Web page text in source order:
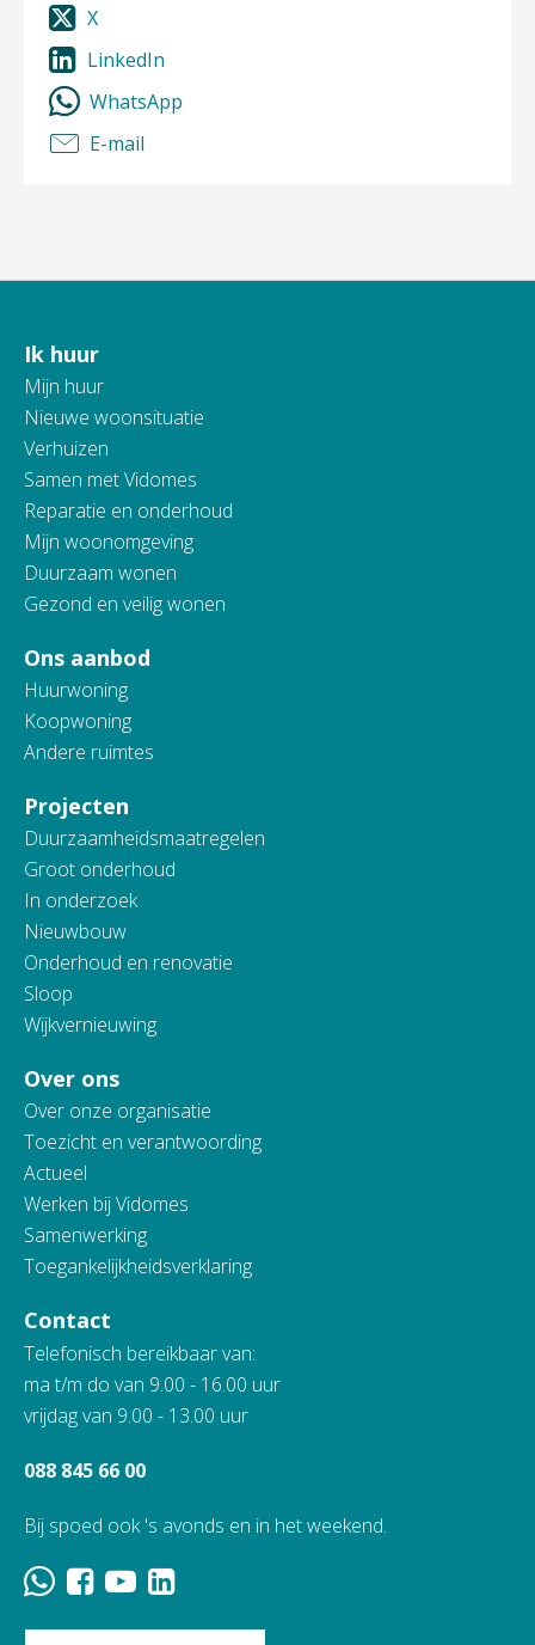
X
LinkedIn
WhatsApp
E-mail
Contactinformatie
Ik huur
Mijn huur
Nieuwe woonsituatie
Verhuizen
Samen met Vidomes
Reparatie en onderhoud
Mijn woonomgeving
Duurzaam wonen
Gezond en veilig wonen
Ons aanbod
Huurwoning
Koopwoning
Andere ruimtes
Projecten
Duurzaamheidsmaatregelen
Groot onderhoud
In onderzoek
Nieuwbouw
Onderhoud en renovatie
Sloop
Wijkvernieuwing
Over ons
Over onze organisatie
Toezicht en verantwoording
Actueel
Werken bij Vidomes
Samenwerking
Toegankelijkheidsverklaring
Contact
Telefonisch bereikbaar van:
ma t/m do van 9.00 - 16.00 uur
vrijdag van 9.00 - 13.00 uur
088 845 66 00
Bij spoed ook 's avonds en in het weekend.